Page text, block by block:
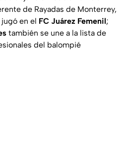
de Rayadas de Monterrey,
en el FC Juárez Femenil;
también se une a la lista de
del balompié